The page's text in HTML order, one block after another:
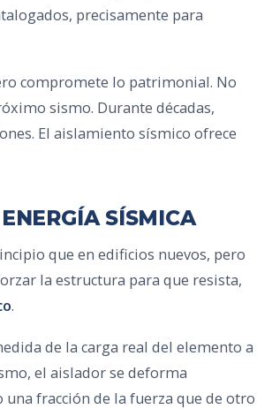
precisamente para
compromete lo patrimonial. No
sismo. Durante décadas,
El aislamiento sísmico ofrece
SÍSMICA
que en edificios nuevos, pero
la estructura para que resista,
.
de la carga real del elemento a
el aislador se deforma
fracción de la fuerza que de otro